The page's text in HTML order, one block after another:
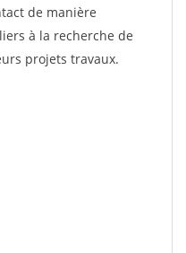
de manière
à la recherche de
projets travaux.